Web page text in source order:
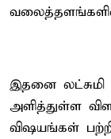
இதனை லட்சுமி
அளித்துள்ள
விஷயங்கள்